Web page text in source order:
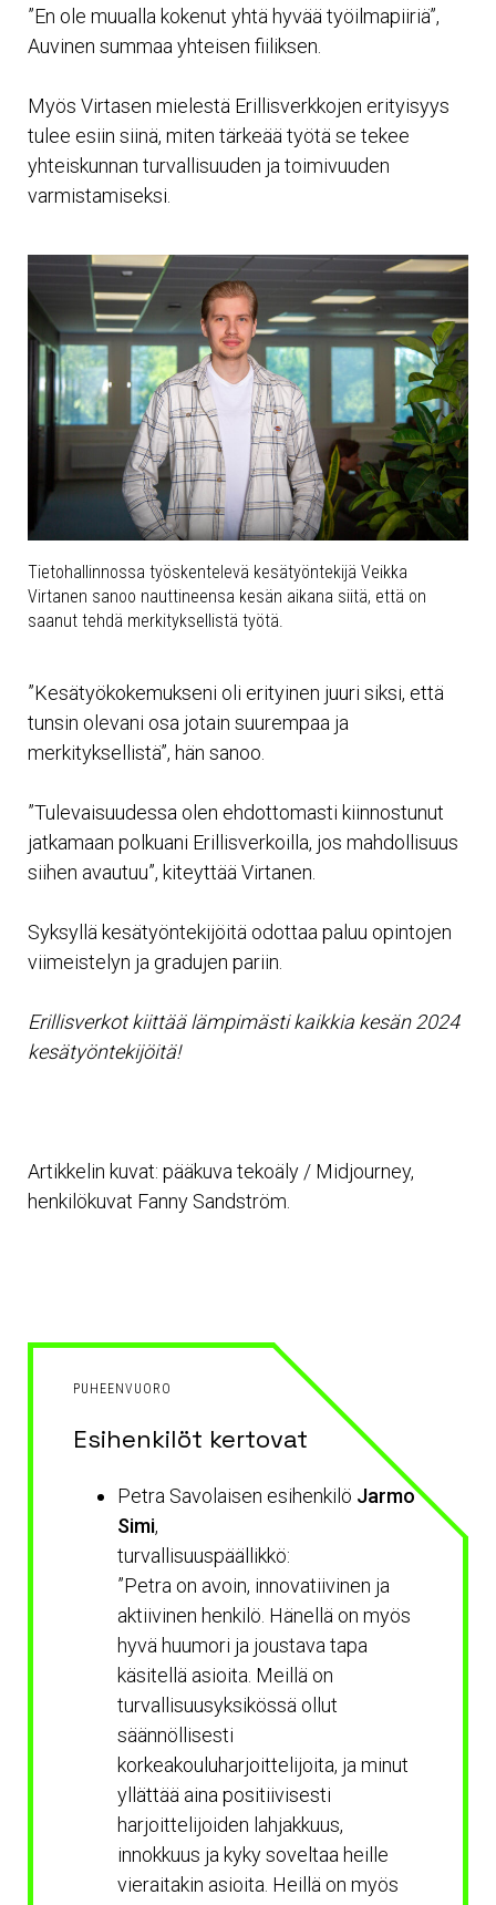
”En ole muualla kokenut yhtä hyvää työilmapiiriä”,
Auvinen summaa yhteisen fiiliksen.
Myös Virtasen mielestä Erillisverkkojen erityisyys
tulee esiin siinä, miten tärkeää työtä se tekee
yhteiskunnan turvallisuuden ja toimivuuden
varmistamiseksi.
Tietohallinnossa työskentelevä kesätyöntekijä Veikka
Virtanen sanoo nauttineensa kesän aikana siitä, että on
saanut tehdä merkityksellistä työtä.
”Kesätyökokemukseni oli erityinen juuri siksi, että
tunsin olevani osa jotain suurempaa ja
merkityksellistä”, hän sanoo.
”Tulevaisuudessa olen ehdottomasti kiinnostunut
jatkamaan polkuani Erillisverkoilla, jos mahdollisuus
siihen avautuu”, kiteyttää Virtanen.
Syksyllä kesätyöntekijöitä odottaa paluu opintojen
viimeistelyn ja gradujen pariin.
Erillisverkot kiittää lämpimästi kaikkia kesän 2024
kesätyöntekijöitä!
Artikkelin kuvat: pääkuva tekoäly / Midjourney,
henkilökuvat Fanny Sandström.
PUHEENVUORO
Esihenkilöt kertovat
Petra Savolaisen esihenkilö Jarmo
Simi,
turvallisuuspäällikkö:
”Petra on avoin, innovatiivinen ja
aktiivinen henkilö. Hänellä on myös
hyvä huumori ja joustava tapa
käsitellä asioita. Meillä on
turvallisuusyksikössä ollut
säännöllisesti
korkeakouluharjoittelijoita, ja minut
yllättää aina positiivisesti
harjoittelijoiden lahjakkuus,
innokkuus ja kyky soveltaa heille
vieraitakin asioita. Heillä on myös